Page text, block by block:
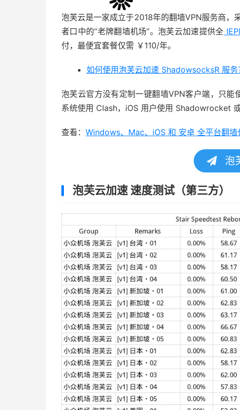
泡芙云是一家成立于2018年的翻墙VPN服务商
者口中的“老牌翻墙机场”。泡芙云加速提供全
付，最便宜套餐仅需 ￥110/年。
如何使用泡芙云加速 ShadowsocksR 服务
泡芙云官方没有定制一键翻墙VPN客户端，只
系统使用 Clash，iOS 用户使用 Shadowrocket
查看： Windows、Mac、iOS 和 安卓 全平台翻墙
泡
泡芙云加速 速度测试（第三方）